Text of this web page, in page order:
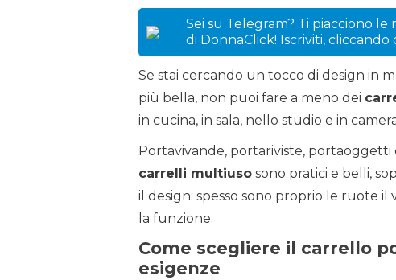
Sei su Telegram? Ti piacciono
di DonnaClick! Iscriviti, cliccando
Se stai cercando un tocco di design in
più bella, non puoi fare a meno dei
in cucina, in sala, nello studio e in
Portavivande, portariviste, portaoggetti
carrelli multiuso sono pratici e belli,
il design: spesso sono proprio le ruote
la funzione.
Come scegliere il carrello
esigenze